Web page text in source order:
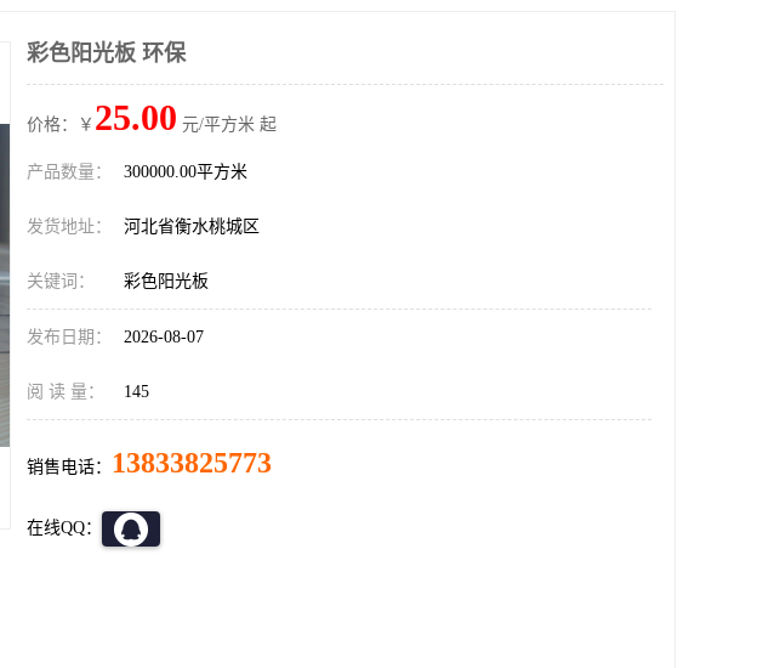
彩色阳光板 环保
价格：￥ 25.00 元/平方米 起
产品数量： 300000.00平方米
发货地址： 河北省衡水桃城区
关键词： 彩色阳光板
发布日期： 2026-08-07
阅 读 量： 145
销售电话： 13833825773
在线QQ：